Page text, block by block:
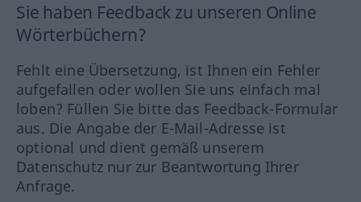
Sie haben Feedback zu unseren Online
Wörterbüchern?
Fehlt eine Übersetzung, ist Ihnen ein Fehler
aufgefallen oder wollen Sie uns einfach mal
loben? Füllen Sie bitte das Feedback-Formular
aus. Die Angabe der E-Mail-Adresse ist
optional und dient gemäß unserem
Datenschutz nur zur Beantwortung Ihrer
Anfrage.